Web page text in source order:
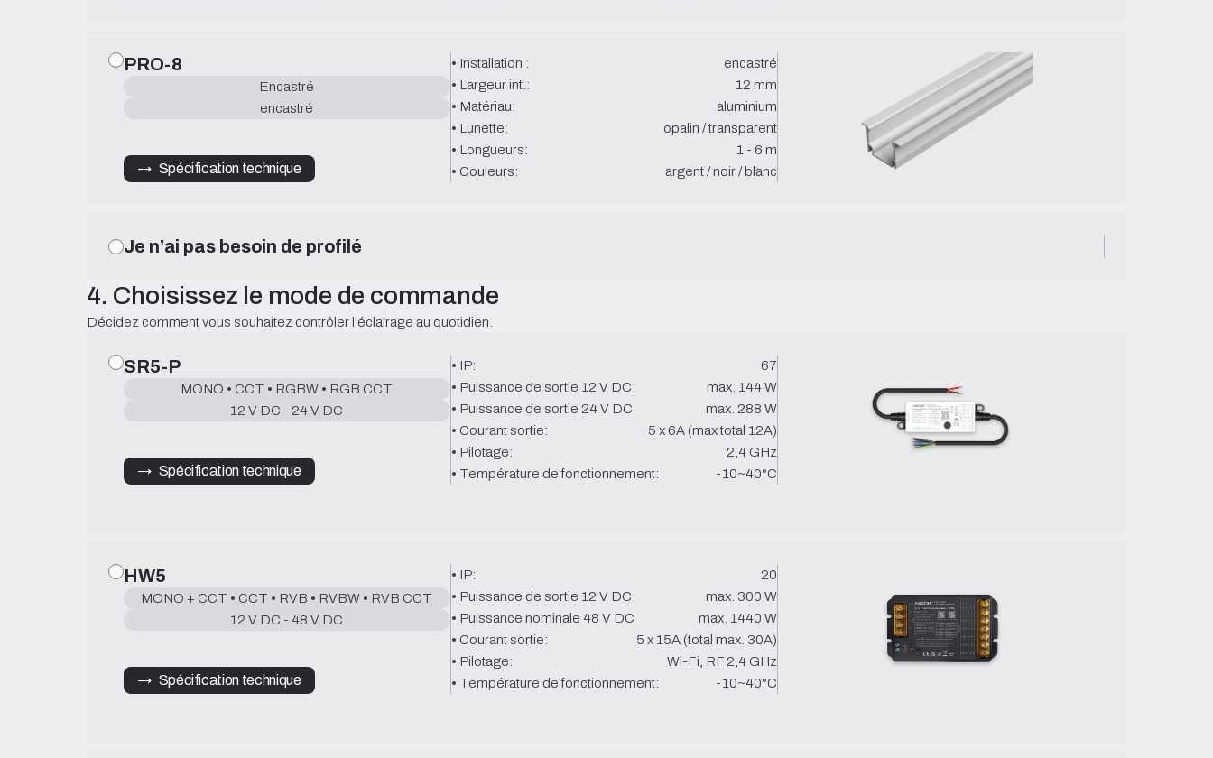
PRO-8
Encastré
encastré
→   Spécification technique
• Installation :
encastré
• Largeur int.:
12 mm
• Matériau:
aluminium
• Lunette:
opalin / transparent
• Longueurs:
1 - 6 m
• Couleurs:
argent / noir / blanc
Je n’ai pas besoin de profilé
4. Choisissez le mode de commande
Décidez comment vous souhaitez contrôler l'éclairage au quotidien.
SR5-P
MONO • CCT • RGBW • RGB CCT
12 V DC - 24 V DC
→   Spécification technique
• IP:
67
• Puissance de sortie 12 V DC:
max. 144 W
• Puissance de sortie 24 V DC
max. 288 W
• Courant sortie:
5 x 6A (max total 12A)
• Pilotage:
2,4 GHz
• Température de fonctionnement:
-10~40°C
HW5
MONO + CCT • CCT • RVB • RVBW • RVB CCT
12 V DC - 48 V DC
→   Spécification technique
• IP:
20
• Puissance de sortie 12 V DC:
max. 300 W
• Puissance nominale 48 V DC
max. 1440 W
• Courant sortie:
5 x 15A (total max. 30A)
• Pilotage:
Wi-Fi, RF 2,4 GHz
• Température de fonctionnement:
-10~40°C